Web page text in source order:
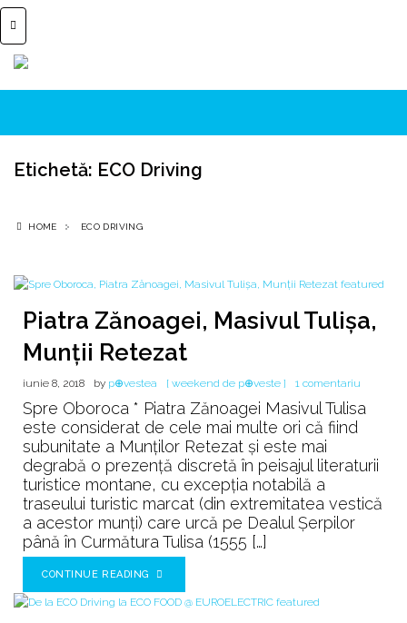
Etichetă: ECO Driving
HOME ECO DRIVING
Piatra Zănoagei, Masivul Tulişa,
Munţii Retezat
iunie 8, 2018 by p⊕vestea [ weekend de p⊕veste ] 1 comentariu
Tulişa,
Retezat
Spre Oboroca * Piatra Zănoagei Masivul Tulisa
este considerat de cele mai multe ori că fiind
subunitate a Munților Retezat și este mai
degrabă o prezență discretă în peisajul literaturii
turistice montane, cu excepția notabilă a
traseului turistic marcat (din extremitatea vestică
a acestor munți) care urcă pe Dealul Șerpilor
până în Curmătura Tulisa (1555 […]
CONTINUE READING